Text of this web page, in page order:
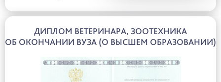
ДИПЛОМ ВЕТЕРИНАРА, ЗООТЕХНИКА
ОБ ОКОНЧАНИИ ВУЗА (О ВЫСШЕМ ОБРАЗОВАНИИ)